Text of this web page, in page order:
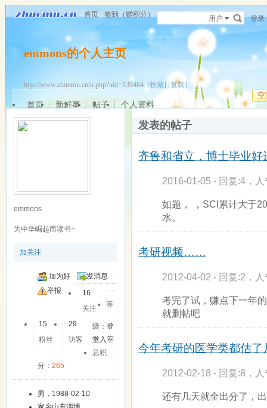
首页 签到（赠积分） 用户 登录
emmons的个人主页
http://www.zhuomu.cn/u.php?uid=139484[收藏] [复制]
空
首页 新鲜事 帖子 个人资料
emmons
为中华崛起而读书~
加关注
加为好
友
发消息
举报
16
关注
15
粉丝
29
访客
等
级：登
堂入室
总积
分： 265
男，1988-02-10
发表的帖子
齐鲁和省立，博士毕业好
2016-01-05 - 回复:4，
如题， ，SCI累计大于
水。
考研视频……
2012-04-02 - 回复:2，
考完了试，赚点下一年
就删帖吧
今年考研的医学类都估了
2012-02-18 - 回复:8，
还有几天就全出分了